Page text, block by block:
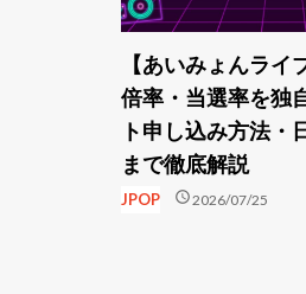
【あいみょんライ
倍率・当選率を独
ト申し込み方法・
まで徹底解説
JPOP schedule2026/07/25